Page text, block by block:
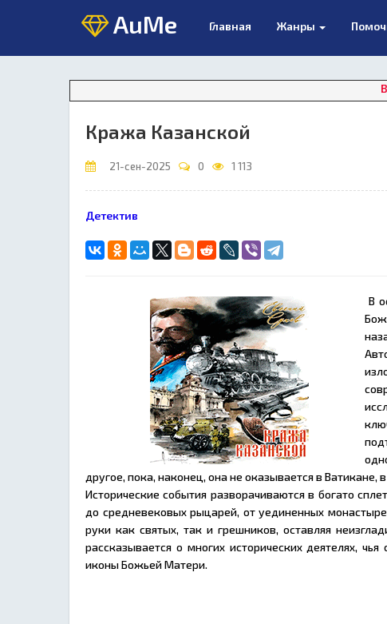
AuMe Главная Жанры
Кража Казанской
21-сен-2025 0 1 113
Детектив
В
другое, пока, наконец, она не оказывается в Ватикане,
Исторические события разворачиваются в богато
до средневековых рыцарей, от уединенных
руки как святых, так и грешников, оставляя
рассказывается о многих исторических деятелях,
иконы Божьей Матери.